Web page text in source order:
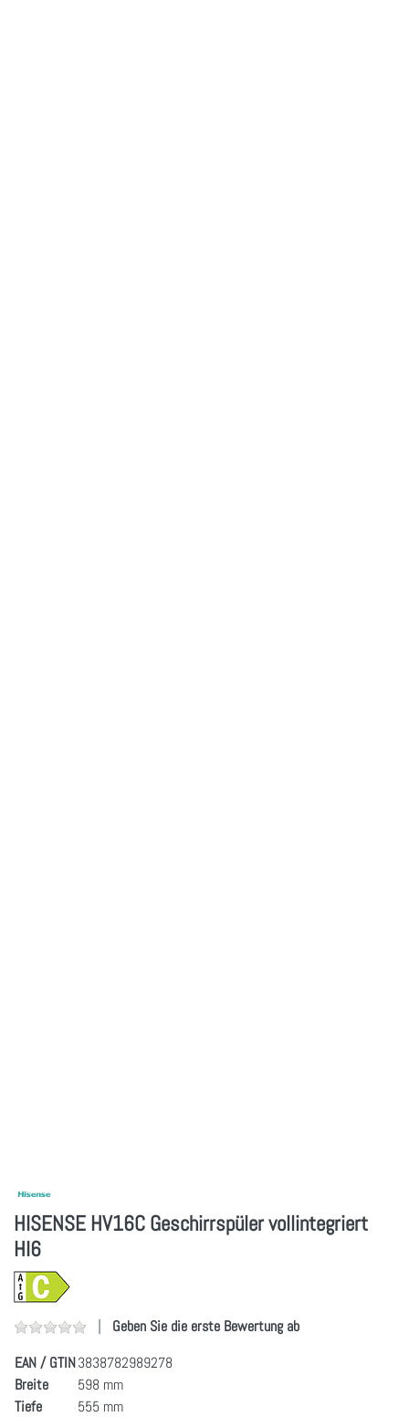
HISENSE HV16C Geschirrspüler vollintegriert
HI6
Geben Sie die erste Bewertung ab
EAN / GTIN3838782989278
Breite
598 mm
Tiefe
555 mm